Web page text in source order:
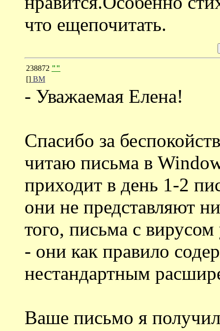
что ещепочитать.
238872 ""
[] ВМ
- Уважаемая Елена!
Спасибо за
читаю письма в
приходит в день 1-2
они не представляют
того, письма с
- они как правило
нестандартным
Ваше письмо я